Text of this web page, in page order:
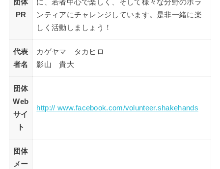
団体
PR
に、若者中心で楽しく、そして様々な分野のボラ
ンティアにチャレンジしています。是非一緒に楽
しく活動しましょう！
代表
者名
カゲヤマ タカヒロ
影山 貴大
団体
Web
サイ
ト
http:// www.facebook.com/volunteer.shakehands
団体
メー